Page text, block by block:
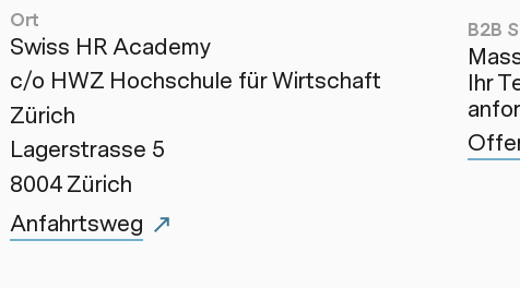
Ort
Swiss HR Academy
c/o HWZ Hochschule für Wirtschaft
Zürich
Lagerstrasse 5
8004 Zürich
Anfahrtsweg
B2B
Ihr